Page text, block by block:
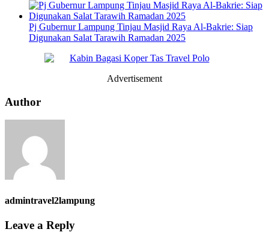
Pj Gubernur Lampung Tinjau Masjid Raya Al-Bakrie: Siap
Digunakan Salat Tarawih Ramadan 2025
Advertisement
Author
admintravel2lampung
Leave a Reply